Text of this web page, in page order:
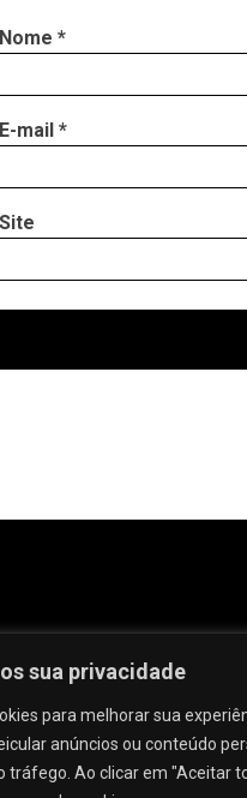
sua privacidade
para melhorar sua
anúncios ou conteúdo
tráfego. Ao clicar em "Aceitar
Nome *
E-mail *
Site